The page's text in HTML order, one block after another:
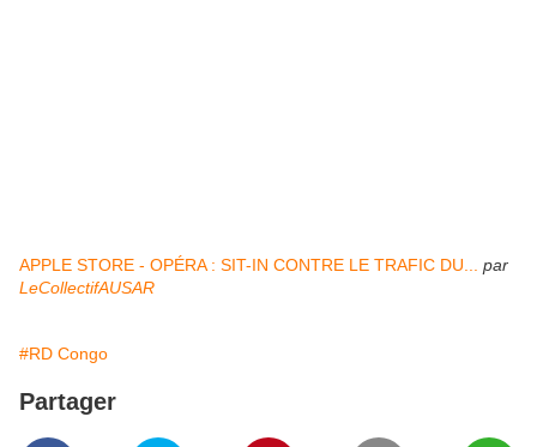
APPLE STORE - OPÉRA : SIT-IN CONTRE LE TRAFIC DU...
par
LeCollectifAUSAR
#RD Congo
Partager